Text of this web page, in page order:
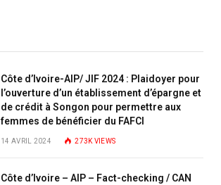
Côte d’Ivoire-AIP/ JIF 2024 : Plaidoyer pour
l’ouverture d’un établissement d’épargne et
de crédit à Songon pour permettre aux
femmes de bénéficier du FAFCI
14 AVRIL 2024 273KVIEWS
Côte d’Ivoire – AIP – Fact-checking / CAN